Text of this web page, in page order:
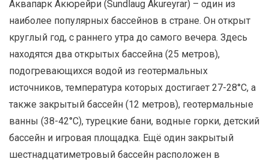
Аквапарк Акюрейри (Sundlaug Akureyrar) – один из
наиболее популярных бассейнов в стране. Он открыт
круглый год, с раннего утра до самого вечера. Здесь
находятся два открытых бассейна (25 метров),
подогревающихся водой из геотермальных
источников, температура которых достигает 27-28°С, а
также закрытый бассейн (12 метров), геотермальные
ванны (38-42°С), турецкие бани, водные горки, детский
бассейн и игровая площадка. Ещё один закрытый
шестнадцатиметровый бассейн расположен в